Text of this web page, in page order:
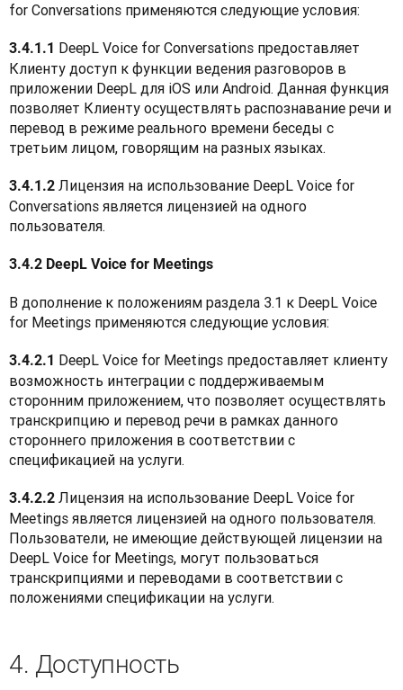
for Conversations применяются следующие условия:
3.4.1.1 DeepL Voice for Conversations предоставляет
Клиенту доступ к функции ведения разговоров в
приложении DeepL для iOS или Android. Данная функция
позволяет Клиенту осуществлять распознавание речи и
перевод в режиме реального времени беседы с
третьим лицом, говорящим на разных языках.
3.4.1.2 Лицензия на использование DeepL Voice for
Conversations является лицензией на одного
пользователя.
3.4.2 DeepL Voice for Meetings
В дополнение к положениям раздела 3.1 к DeepL Voice
for Meetings применяются следующие условия:
3.4.2.1 DeepL Voice for Meetings предоставляет клиенту
возможность интеграции с поддерживаемым
сторонним приложением, что позволяет осуществлять
транскрипцию и перевод речи в рамках данного
стороннего приложения в соответствии с
спецификацией на услуги.
3.4.2.2 Лицензия на использование DeepL Voice for
Meetings является лицензией на одного пользователя.
Пользователи, не имеющие действующей лицензии на
DeepL Voice for Meetings, могут пользоваться
транскрипциями и переводами в соответствии с
положениями спецификации на услуги.
4. Доступность